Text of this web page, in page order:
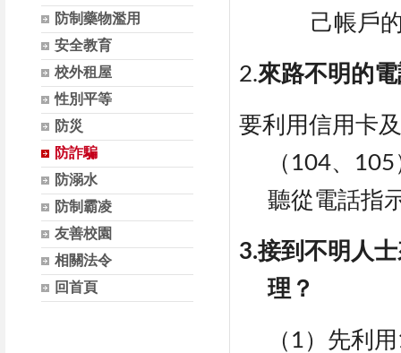
防制藥物濫用
安全教育
校外租屋
性別平等
防災
防詐騙
防溺水
防制霸凌
友善校園
相關法令
回首頁
己帳戶
2.來路不明的
要利用信用卡
（104、
聽從電話指
3.接到不明人
理？
（1）先利